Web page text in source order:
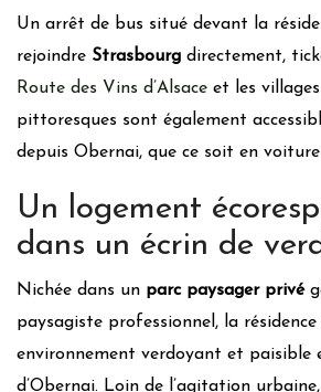
Un arrêt de bus situé devant la
rejoindre Strasbourg directement,
Route des Vins d’Alsace et les
pittoresques sont également
depuis Obernai, que ce soit en
Un logement
dans un écrin de
Nichée dans un parc paysager privé
paysagiste professionnel, la
environnement verdoyant et paisible
d’Obernai. Loin de l’agitation